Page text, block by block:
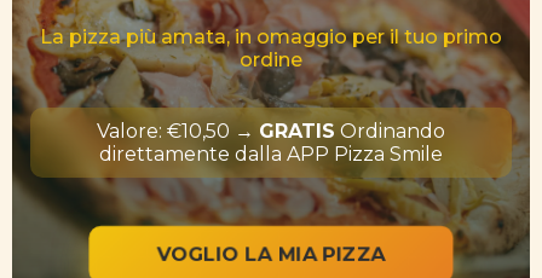
La pizza più amata, in omaggio per il tuo primo
ordine
Valore: €10,50 → GRATIS Ordinando
direttamente dalla APP Pizza Smile
VOGLIO LA MIA PIZZA